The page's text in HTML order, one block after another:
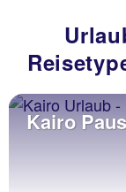
Kairo